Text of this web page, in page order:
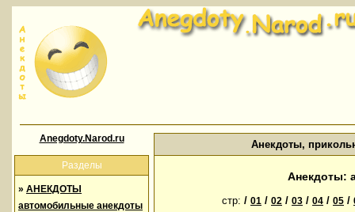
Anegdoty.Narod.ru
Разделы
» АНЕКДОТЫ
автомобильные анекдоты
Анекдоты,
Анекдоты:
стр: / 01 / 02 / 03 / 04 / 05 /